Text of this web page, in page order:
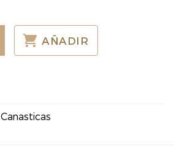
AÑADIR
Canasticas